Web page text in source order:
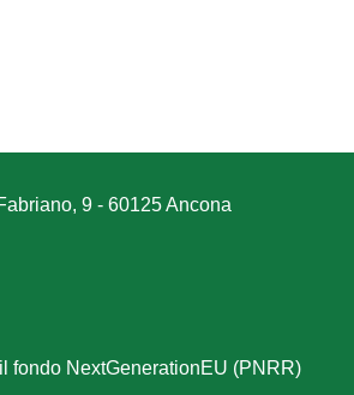
9 - 60125 Ancona
fondo NextGenerationEU (PNRR)